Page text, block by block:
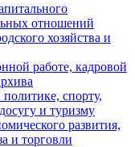
отношений
хозяйства и
работе, кадровой
спорту,
и туризму
развития,
и торговли